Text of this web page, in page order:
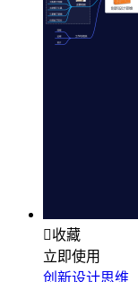
收藏
立即使用
创新设计思维